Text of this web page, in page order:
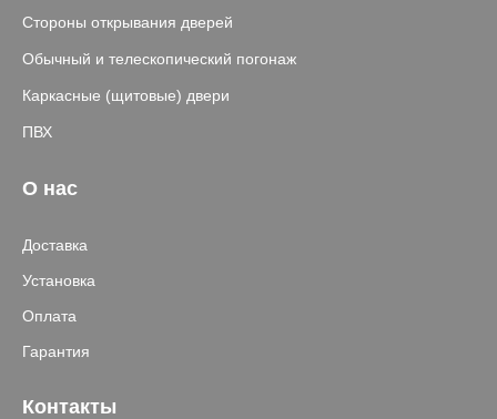
Стороны открывания дверей
Обычный и телескопический погонаж
Каркасные (щитовые) двери
ПВХ
О нас
Доставка
Установка
Оплата
Гарантия
Контакты